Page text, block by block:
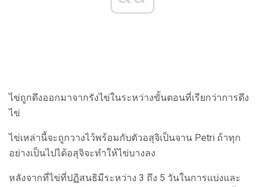
ไข่ถูกดึงออกมาจากรังไข่ในระหว่างขั้นตอนที่เรียกว่าการดึง
ไข่
ไข่เหล่านี้จะถูกวางไว้พร้อมกับตัวอสุจิเป็นจาน Petri ถ้าทุก
อย่างเป็นไปได้อสุจิจะทำให้ไข่บางลง
หลังจากที่ไข่ที่ปฏิสนธิมีระหว่าง 3 ถึง 5 วันในการแบ่งและ